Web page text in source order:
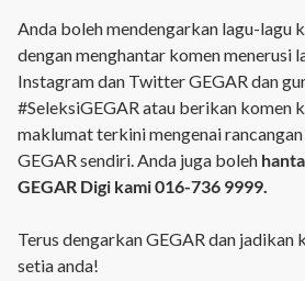
Anda boleh mendengarkan lagu-lagu
dengan menghantar komen menerusi
Instagram dan Twitter GEGAR dan
#SeleksiGEGAR atau berikan komen
maklumat terkini mengenai
GEGAR sendiri. Anda juga boleh
GEGAR Digi kami 016-736 9999.
Terus dengarkan GEGAR dan jadikan
setia anda!